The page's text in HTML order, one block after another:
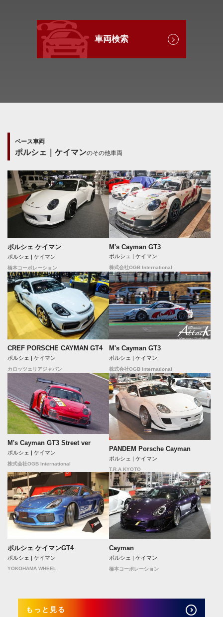
車両検索
ベース車両
ポルシェ｜ケイマンのその他車両
ポルシェ ケイマン
ポルシェ | ケイマン
橋本コーポレーション
M's Cayman GT3
ポルシェ | ケイマン
株式会社OGB International
CREF PORSCHE CAYMAN GT4
ポルシェ | ケイマン
カロッツェリアジャパン
M's Cayman GT3
ポルシェ | ケイマン
株式会社OGB International
M's Cayman GT3 Street ver
ポルシェ | ケイマン
株式会社OGB International
PANDEM Porsche Cayman
ポルシェ | ケイマン
T.R.A KYOTO
ポルシェ ケイマンGT4
ポルシェ | ケイマン
YOKOHAMA WHEEL
Cayman
ポルシェ | ケイマン
橋本コーポレーション
もっと見る